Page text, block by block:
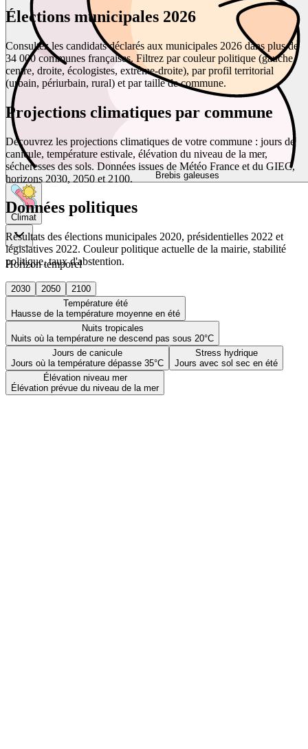
Brebis galeuses
Climat
Horizon temporel
2030 2050
2100
Température été
Hausse de la température moyenne en été
Nuits tropicales
Nuits où la température ne descend pas sous 20°C
Jours de canicule
Jours où la température dépasse 35°C
Stress hydrique
Jours avec sol sec en été
Élévation niveau mer
Élévation prévue du niveau de la mer
Élections municipales 2026
Consultez les candidats déclarés aux municipales 2026 dans plus de
34 000 communes françaises. Filtrez par couleur politique (gauche,
centre, droite, écologistes, extrême-droite), par profil territorial
(urbain, périurbain, rural) et par taille de commune.
Projections climatiques par commune
Découvrez les projections climatiques de votre commune : jours de
canicule, température estivale, élévation du niveau de la mer,
sécheresses des sols. Données issues de Météo France et du GIEC,
horizons 2030, 2050 et 2100.
Données politiques
Résultats des élections municipales 2020, présidentielles 2022 et
législatives 2022. Couleur politique actuelle de la mairie, stabilité
politique, taux d'abstention.